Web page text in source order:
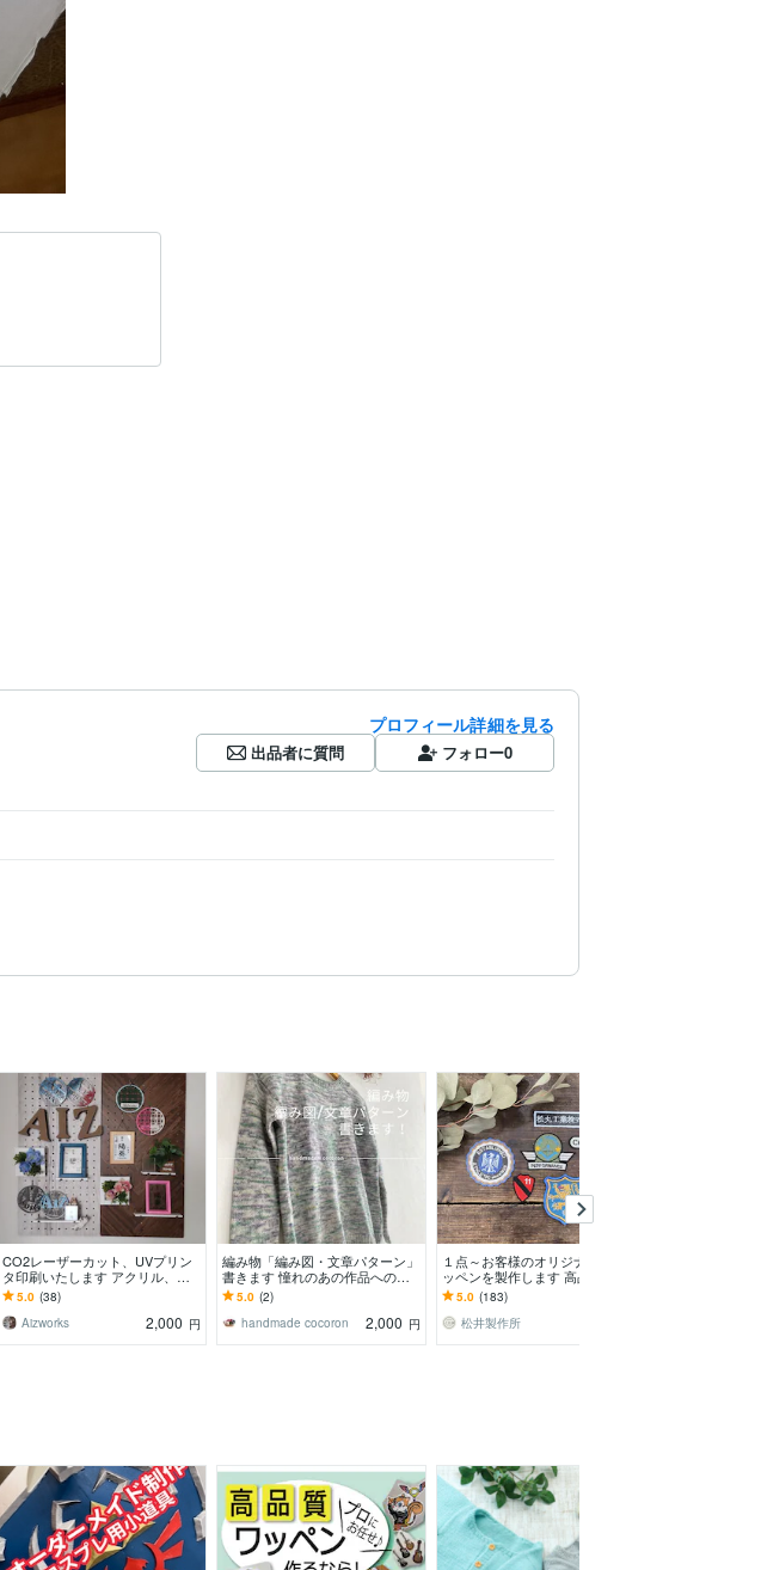
プロフィール詳細を見る
出品者に質問 フォロー0
CO2レーザーカット、UVプリン
タ印刷いたします アクリル、木
材、様々な材料を加工いたしま
す。
5.0 (38)
Aizworks
2,000 円
編み物「編み図・文章パターン」
書きます 憧れのあの作品へのチ
ャレンジを応援します！
5.0 (2)
handmade cocoron
2,000 円
１点～お客様のオリジナル刺繍ワ
ッペンを製作します 高品質なワ
ッペンをお手軽に :-)
5.0 (183)
松井製作所